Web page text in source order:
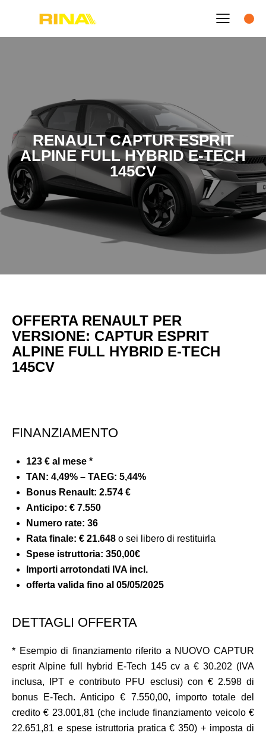
RENAULT CAPTUR ESPRIT
ALPINE FULL HYBRID E-TECH
145CV
OFFERTA RENAULT PER
VERSIONE: CAPTUR ESPRIT
ALPINE FULL HYBRID E-TECH
145CV
FINANZIAMENTO
123 € al mese *
TAN: 4,49% – TAEG: 5,44%
Bonus Renault: 2.574 €
Anticipo: € 7.550
Numero rate: 36
Rata finale: € 21.648 o sei libero di restituirla
Spese istruttoria: 350,00€
Importi arrotondati IVA incl.
offerta valida fino al 05/05/2025
DETTAGLI OFFERTA
* Esempio di finanziamento riferito a NUOVO CAPTUR
esprit Alpine full hybrid E-Tech 145 cv a € 30.202 (IVA
inclusa, IPT e contributo PFU esclusi) con € 2.598 di
bonus E-Tech. Anticipo € 7.550,00, importo totale del
credito € 23.001,81 (che include finanziamento veicolo €
22.651,81 e spese istruttoria pratica € 350) + imposta di